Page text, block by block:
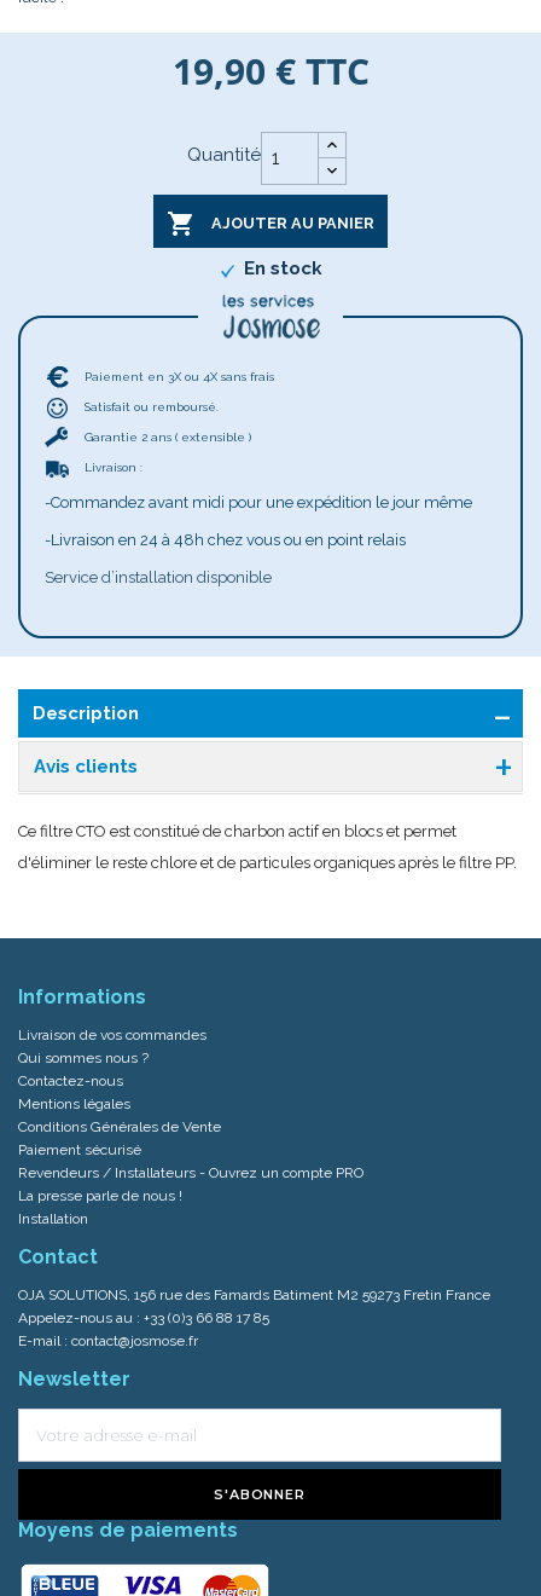
19,90 €TTC
Quantité
 AJOUTER AU PANIER
En stock
Paiement en 3X ou 4X sans frais
Satisfait ou remboursé.
Garantie 2 ans ( extensible )
Livraison :
-Commandez avant midi pour une expédition le jour même
-Livraison en 24 à 48h chez vous ou en point relais
Service d’installation disponible
Description
Avis clients
Ce filtre CTO est constitué de charbon actif en blocs et permet
d'éliminer le reste chlore et de particules organiques après le filtre PP.
Informations
Livraison de vos commandes
Qui sommes nous ?
Contactez-nous
Mentions légales
Conditions Générales de Vente
Paiement sécurisé
Revendeurs / Installateurs - Ouvrez un compte PRO
La presse parle de nous !
Installation
Contact
OJA SOLUTIONS, 156 rue des Famards Batiment M2 59273 Fretin France
Appelez-nous au : +33 (0)3 66 88 17 85
E-mail : contact@josmose.fr
Newsletter
S'ABONNER
Moyens de paiements